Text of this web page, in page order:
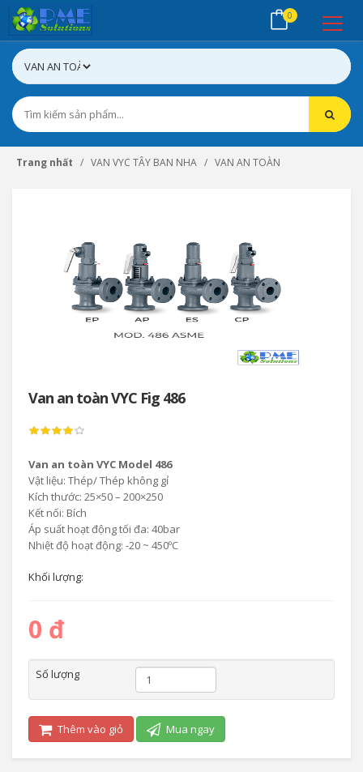
0
Trang nhất VAN VYC TÂY BAN NHA VAN AN TOÀN
Van an toàn VYC Fig 486
Van an toàn VYC Model 486
Vật liệu: Thép/ Thép không gỉ
Kích thước: 25×50 – 200×250
Kết nối: Bích
Áp suất hoạt động tối đa: 40bar
Nhiệt độ hoạt động: -20 ~ 450ºC
Khối lượng:
0 đ
Số lượng
Thêm vào giỏ Mua ngay